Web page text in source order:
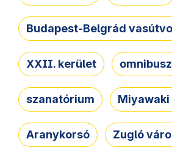
Budapest-Belgrád
XXII. kerület omnibusz
szanatórium Miyawaki
Aranykorsó Zugló